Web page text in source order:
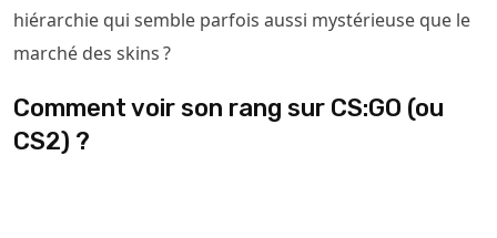
hiérarchie qui semble parfois aussi mystérieuse que le
marché des skins ?
Comment voir son rang sur CS:GO (ou
CS2) ?